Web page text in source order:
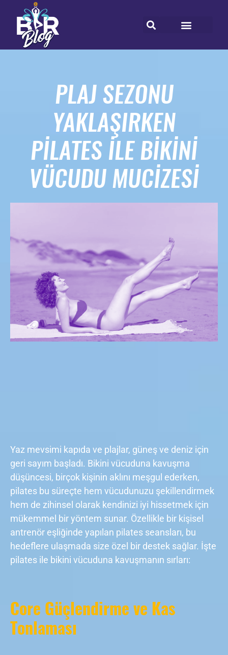
PLAJ SEZONU
YAKLAŞIRKEN
PILATES ILE BIKINI
VÜCUDU MUCIZESI
Yaz mevsimi kapıda ve plajlar, güneş ve deniz için
geri sayım başladı. Bikini vücuduna kavuşma
düşüncesi, birçok kişinin aklını meşgul ederken,
pilates bu süreçte hem vücudunuzu şekillendirmek
hem de zihinsel olarak kendinizi iyi hissetmek için
mükemmel bir yöntem sunar. Özellikle bir kişisel
antrenör eşliğinde yapılan pilates seansları, bu
hedeflere ulaşmada size özel bir destek sağlar. İşte
pilates ile bikini vücuduna kavuşmanın sırları:
Core Güçlendirme ve Kas
Tonlaması